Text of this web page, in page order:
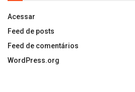
Acessar
Feed de posts
Feed de comentários
WordPress.org